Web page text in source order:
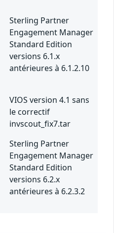
Sterling Partner
Engagement Manager
Standard Edition
versions 6.1.x
antérieures à 6.1.2.10
VIOS version 4.1 sans
le correctif
invscout_fix7.tar
Sterling Partner
Engagement Manager
Standard Edition
versions 6.2.x
antérieures à 6.2.3.2